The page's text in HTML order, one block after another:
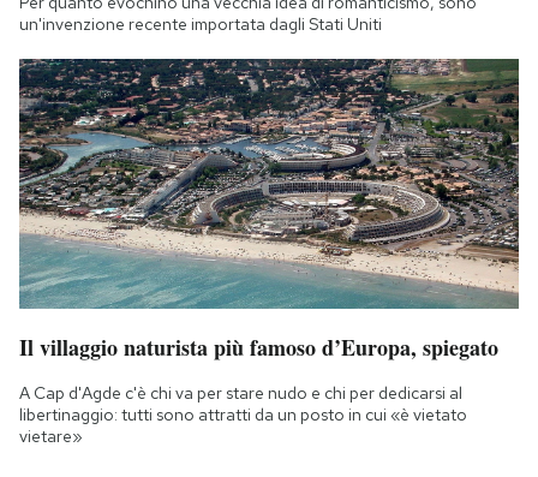
un'invenzione recente importata dagli Stati Uniti
Il villaggio naturista più famoso d’Europa, spiegato
A Cap d'Agde c'è chi va per stare nudo e chi per dedicarsi al
libertinaggio: tutti sono attratti da un posto in cui «è vietato
vietare»